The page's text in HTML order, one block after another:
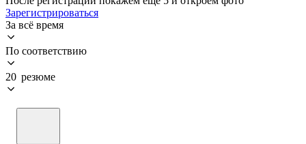
Зарегистрироваться
За всё время
По соответствию
20 резюме